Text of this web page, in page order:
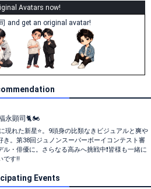
Avatars now!
and get an original avatar!
永顕司🐈🏍️
現れた新星⭐️。9頭身の比類なきビジュアルと爽や
き。第38回ジュノンスーパーボーイコンテスト審
・俳優に。さらなる高みへ挑戦中❗️皆様も一緒に
です‼️
Events